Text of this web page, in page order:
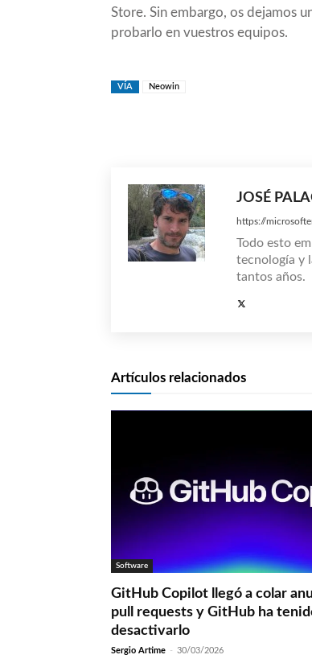
Store. Sin embargo, os dejamos
probarlo en vuestros equipos.
VÍA Neowin
JOSÉ
https://
Todo esto
tecnología y
tantos años.
Artículos relacionados
Software
GitHub Copilot llegó a colar
pull requests y GitHub ha
desactivarlo
Sergio Artime - 30/03/2026